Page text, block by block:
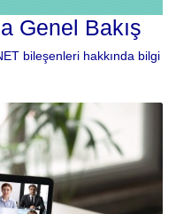
Genel Bakış
bileşenleri hakkında bilgi